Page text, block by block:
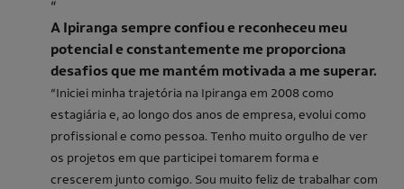
“
A Ipiranga sempre confiou e reconheceu meu
potencial e constantemente me proporciona
desafios que me mantém motivada a me superar.
“Iniciei minha trajetória na Ipiranga em 2008 como
estagiária e, ao longo dos anos de empresa, evolui como
profissional e como pessoa. Tenho muito orgulho de ver
os projetos em que participei tomarem forma e
crescerem junto comigo. Sou muito feliz de trabalhar com